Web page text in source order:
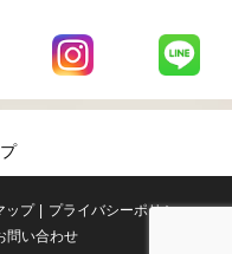
LaniLani
LaniLani
ップ
プライバシーポリシー
問い合わせ